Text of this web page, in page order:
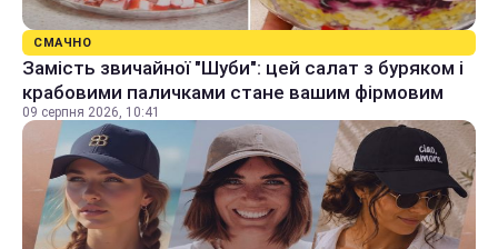
СМАЧНО
Замість звичайної "Шуби": цей салат з буряком і
крабовими паличками стане вашим фірмовим
09 серпня 2026, 10:41